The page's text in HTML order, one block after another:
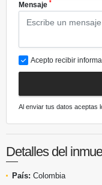
Mensaje *
Acepto recibir
Al enviar tus datos aceptas
Detalles del
País: Colombia